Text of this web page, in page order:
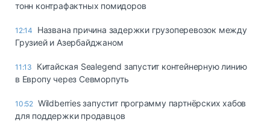
тонн контрафактных помидоров
12:14
Названа причина задержки грузоперевозок между
Грузией и Азербайджаном
11:13
Китайская Sealegend запустит контейнерную линию
в Европу через Севморпуть
10:52 Wildberries запустит программу партнёрских хабов
для поддержки продавцов